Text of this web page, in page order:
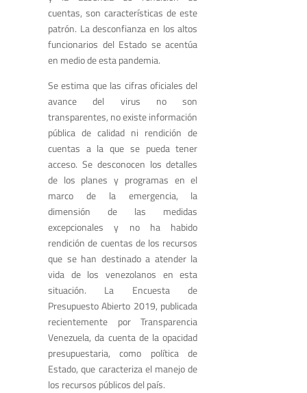
cuentas, son características de este
patrón. La desconfianza en los altos
funcionarios del Estado se acentúa
en medio de esta pandemia.
Se estima que las cifras oficiales del
avance del virus no son
transparentes, no existe información
pública de calidad ni rendición de
cuentas a la que se pueda tener
acceso. Se desconocen los detalles
de los planes y programas en el
marco de la emergencia, la
dimensión de las medidas
excepcionales y no ha habido
rendición de cuentas de los recursos
que se han destinado a atender la
vida de los venezolanos en esta
situación. La Encuesta de
Presupuesto Abierto 2019, publicada
recientemente por Transparencia
Venezuela, da cuenta de la opacidad
presupuestaria, como política de
Estado, que caracteriza el manejo de
los recursos públicos del país.